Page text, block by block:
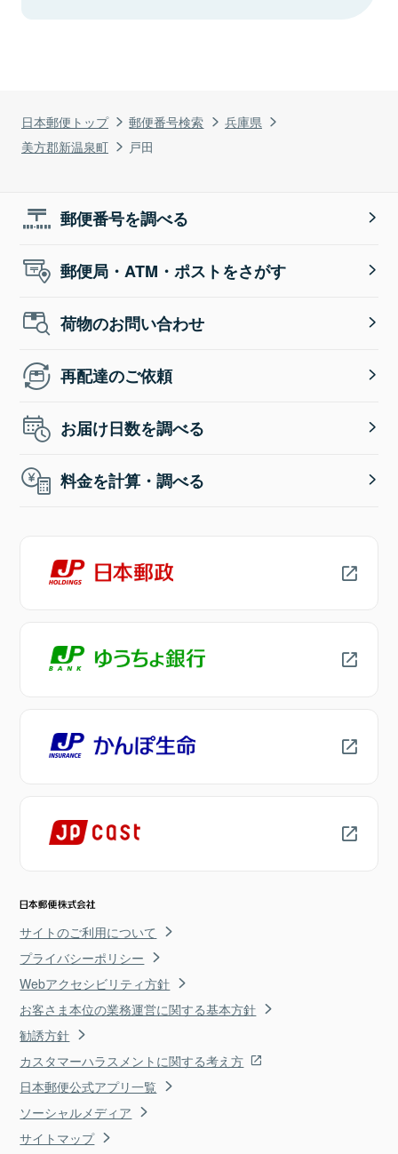
日本郵便トップ 郵便番号検索
兵庫県
美方郡新温泉町
戸田
郵便番号を調べる
郵便局・ATM・ポストをさがす
荷物のお問い合わせ
再配達のご依頼
お届け日数を調べる
料金を計算・調べる
サイトのご利用について
プライバシーポリシー
Webアクセシビリティ方針
お客さま本位の業務運営に関する基本方針
勧誘方針
カスタマーハラスメントに関する考え方
日本郵便公式アプリ一覧
ソーシャルメディア
サイトマップ